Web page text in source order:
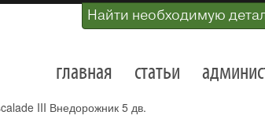
Найти необходимую
главная статьи
III Внедорожник 5 дв.